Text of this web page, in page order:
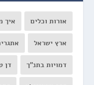
אורות וכלים איך
ארץ ישראל
דמויות בתנ"ך דן